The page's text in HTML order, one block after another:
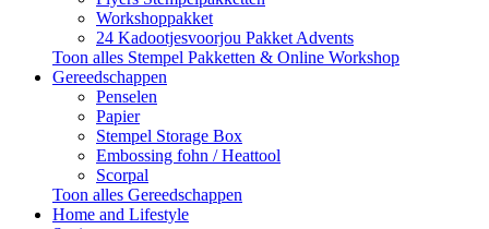
Workshoppakket
24 Kadootjesvoorjou Pakket Advents
Toon alles Stempel Pakketten & Online Workshop
Gereedschappen
Penselen
Papier
Stempel Storage Box
Embossing fohn / Heattool
Scorpal
Toon alles Gereedschappen
Home and Lifestyle